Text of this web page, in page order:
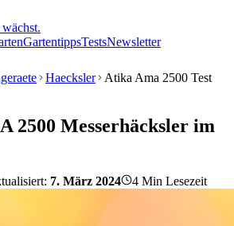
GartentippsTestsNewsletter
Haecksler
Atika Ama 2500 Test
2500 Messerhäcksler im
7. März 2024 4 Min Lesezeit